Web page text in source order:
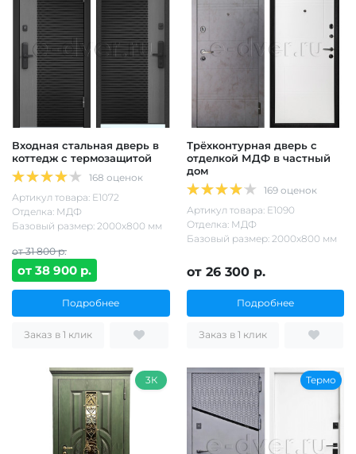
Входная стальная дверь в
коттедж с термозащитой
168 оценок
Артикул товара: Е1072
Отделка: МДФ
Базовый размер: 2000х800 мм
от 31 800 р.
от 38 900 р.
Подробнее
Заказ в 1 клик
Трёхконтурная дверь с
отделкой МДФ в частный
дом
169 оценок
Артикул товара: Е1090
Отделка: МДФ
Базовый размер: 2000х800 мм
от 26 300 р.
Подробнее
Заказ в 1 клик
3К Термо